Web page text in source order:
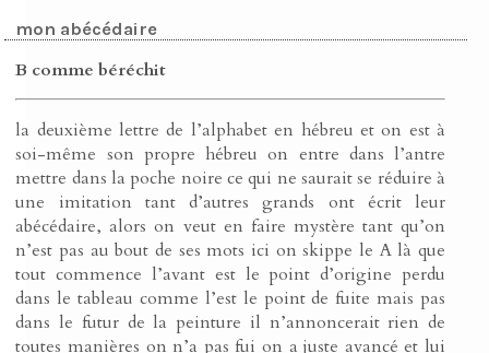
mon abécédaire
B comme béréchit
la deuxième lettre de l’alphabet en hébreu et on est à
soi-même son propre hébreu on entre dans l’antre
mettre dans la poche noire ce qui ne saurait se réduire à
une imitation tant d’autres grands ont écrit leur
abécédaire, alors on veut en faire mystère tant qu’on
n’est pas au bout de ses mots ici on skippe le A là que
tout commence l’avant est le point d’origine perdu
dans le tableau comme l’est le point de fuite mais pas
dans le futur de la peinture il n’annoncerait rien de
toutes manières on n’a pas fui on a juste avancé et lui